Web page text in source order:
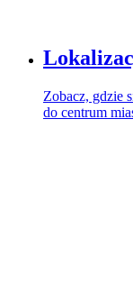
Zobacz, gdzie
do centrum